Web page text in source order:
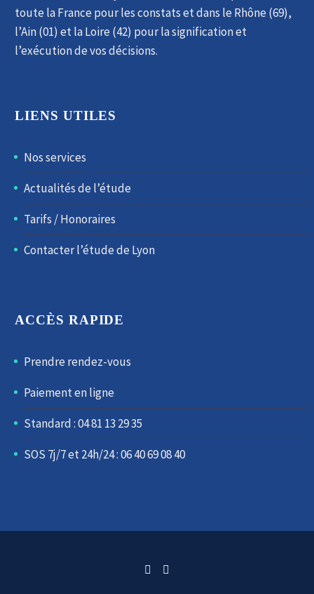
toute la France pour les constats et dans le Rhône (69),
l’Ain (01) et la Loire (42) pour la signification et
l’exécution de vos décisions.
LIENS UTILES
Nos services
Actualités de l’étude
Tarifs / Honoraires
Contacter l’étude de Lyon
ACCÈS RAPIDE
Prendre rendez-vous
Paiement en ligne
Standard : 04 81 13 29 35
SOS 7j/7 et 24h/24 : 06 40 69 08 40